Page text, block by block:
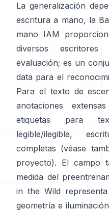
La generalización
escritura a mano, la
mano IAM
diversos
evaluación; es un
data para el
Para el texto de
anotaciones
etiquetas para
legible/ilegible,
completas (véase
proyecto). El campo
medida del
in the Wild
geometría e